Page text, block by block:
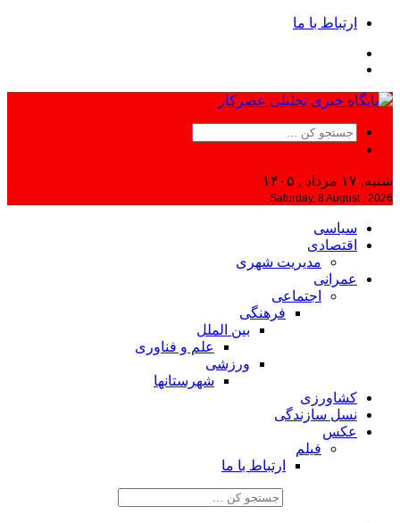
ارتباط با ما
شنبه, ۱۷ مرداد , ۱۴۰۵
Saturday, 8 August , 2026
سیاسی
اقتصادی
مدیریت شهری
عمرانی
اجتماعی
فرهنگی
بین الملل
علم و فناوری
ورزشی
شهرستانها
کشاورزی
نسل سازندگی
عکس
فیلم
ارتباط با ما